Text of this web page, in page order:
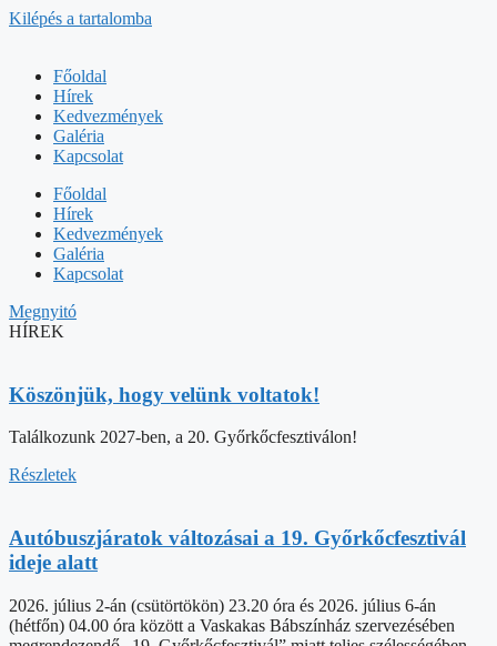
Kilépés a tartalomba
Főoldal
Hírek
Kedvezmények
Galéria
Kapcsolat
Főoldal
Hírek
Kedvezmények
Galéria
Kapcsolat
Megnyitó
HÍREK
Köszönjük, hogy velünk voltatok!
Találkozunk 2027-ben, a 20. Győrkőcfesztiválon!
Részletek
Autóbuszjáratok változásai a 19. Győrkőcfesztivál
ideje alatt
2026. július 2-án (csütörtökön) 23.20 óra és 2026. július 6-án
(hétfőn) 04.00 óra között a Vaskakas Bábszínház szervezésében